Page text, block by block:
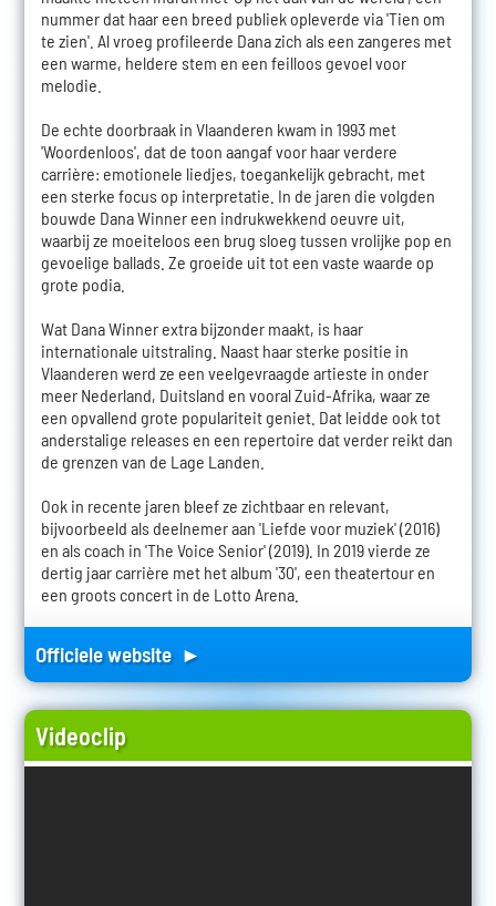
nummer dat haar een breed publiek opleverde via 'Tien om
te zien'. Al vroeg profileerde Dana zich als een zangeres met
een warme, heldere stem en een feilloos gevoel voor
melodie.
De echte doorbraak in Vlaanderen kwam in 1993 met
'Woordenloos', dat de toon aangaf voor haar verdere
carrière: emotionele liedjes, toegankelijk gebracht, met
een sterke focus op interpretatie. In de jaren die volgden
bouwde Dana Winner een indrukwekkend oeuvre uit,
waarbij ze moeiteloos een brug sloeg tussen vrolijke pop en
gevoelige ballads. Ze groeide uit tot een vaste waarde op
grote podia.
Wat Dana Winner extra bijzonder maakt, is haar
internationale uitstraling. Naast haar sterke positie in
Vlaanderen werd ze een veelgevraagde artieste in onder
meer Nederland, Duitsland en vooral Zuid-Afrika, waar ze
een opvallend grote populariteit geniet. Dat leidde ook tot
anderstalige releases en een repertoire dat verder reikt dan
de grenzen van de Lage Landen.
Ook in recente jaren bleef ze zichtbaar en relevant,
bijvoorbeeld als deelnemer aan 'Liefde voor muziek' (2016)
en als coach in 'The Voice Senior' (2019). In 2019 vierde ze
dertig jaar carrière met het album '30', een theatertour en
een groots concert in de Lotto Arena.
Officiele website ►
Videoclip